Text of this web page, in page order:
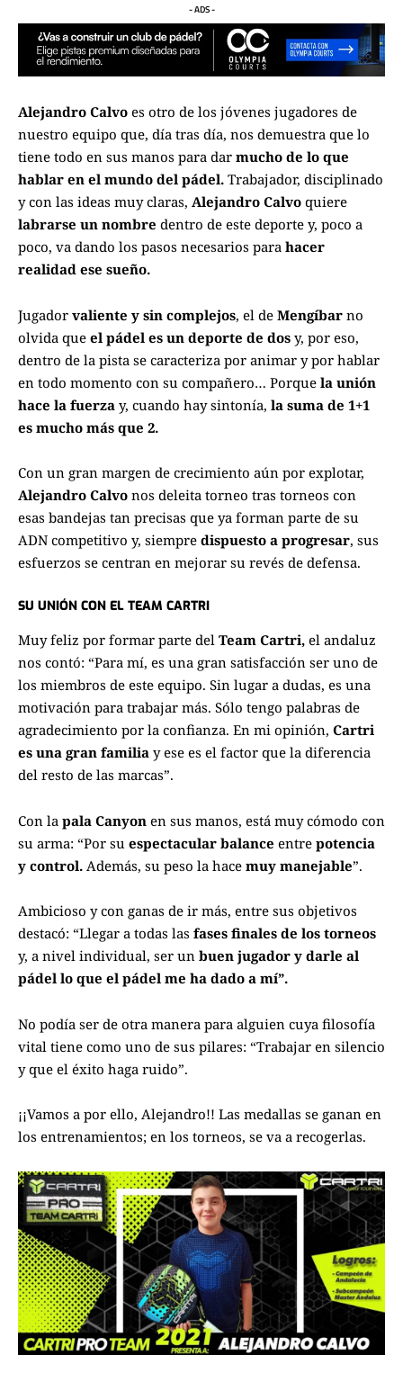
- ADS -
Alejandro Calvo es otro de los jóvenes jugadores de
nuestro equipo que, día tras día, nos demuestra que lo
tiene todo en sus manos para dar mucho de lo que
hablar en el mundo del pádel. Trabajador, disciplinado
y con las ideas muy claras, Alejandro Calvo quiere
labrarse un nombre dentro de este deporte y, poco a
poco, va dando los pasos necesarios para hacer
realidad ese sueño.
Jugador valiente y sin complejos, el de Mengíbar no
olvida que el pádel es un deporte de dos y, por eso,
dentro de la pista se caracteriza por animar y por hablar
en todo momento con su compañero… Porque la unión
hace la fuerza y, cuando hay sintonía, la suma de 1+1
es mucho más que 2.
Con un gran margen de crecimiento aún por explotar,
Alejandro Calvo nos deleita torneo tras torneos con
esas bandejas tan precisas que ya forman parte de su
ADN competitivo y, siempre dispuesto a progresar, sus
esfuerzos se centran en mejorar su revés de defensa.
SU UNIÓN CON EL TEAM CARTRI
Muy feliz por formar parte del Team Cartri, el andaluz
nos contó: “Para mí, es una gran satisfacción ser uno de
los miembros de este equipo. Sin lugar a dudas, es una
motivación para trabajar más. Sólo tengo palabras de
agradecimiento por la confianza. En mi opinión, Cartri
es una gran familia y ese es el factor que la diferencia
del resto de las marcas”.
Con la pala Canyon en sus manos, está muy cómodo con
su arma: “Por su espectacular balance entre potencia
y control. Además, su peso la hace muy manejable”.
Ambicioso y con ganas de ir más, entre sus objetivos
destacó: “Llegar a todas las fases finales de los torneos
y, a nivel individual, ser un buen jugador y darle al
pádel lo que el pádel me ha dado a mí”.
No podía ser de otra manera para alguien cuya filosofía
vital tiene como uno de sus pilares: “Trabajar en silencio
y que el éxito haga ruido”.
¡¡Vamos a por ello, Alejandro!! Las medallas se ganan en
los entrenamientos; en los torneos, se va a recogerlas.